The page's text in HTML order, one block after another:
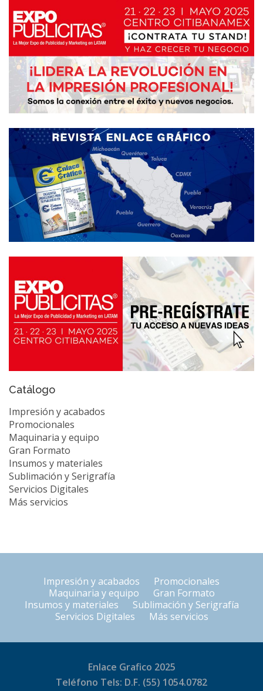
Catálogo
Impresión y acabados
Promocionales
Maquinaria y equipo
Gran Formato
Insumos y materiales
Sublimación y Serigrafía
Servicios Digitales
Más servicios
Impresión y acabados
Promocionales
Maquinaria y equipo
Gran Formato
Insumos y materiales
Sublimación y Serigrafía
Servicios Digitales
Más servicios
Enlace Grafico 2025
Teléfono Tels: D.F. (55) 1054.0782